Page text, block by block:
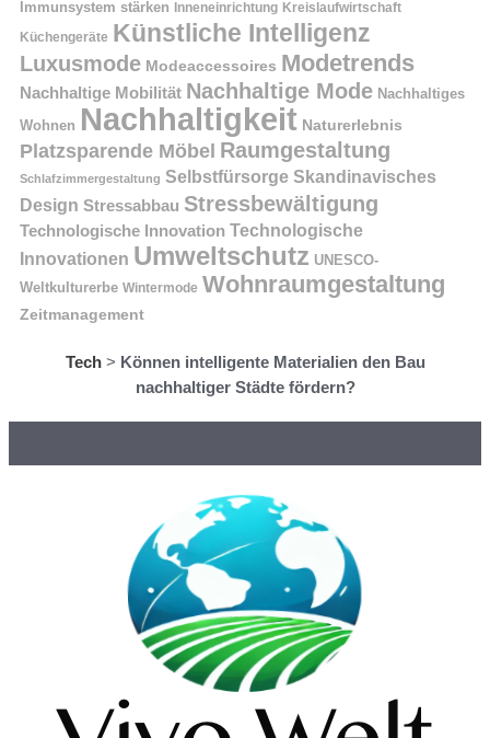
Immunsystem stärken Inneneinrichtung Kreislaufwirtschaft
Küchengeräte Künstliche Intelligenz
Luxusmode Modeaccessoires Modetrends
Nachhaltige Mobilität Nachhaltige Mode Nachhaltiges
Wohnen Nachhaltigkeit Naturerlebnis
Platzsparende Möbel Raumgestaltung
Schlafzimmergestaltung Selbstfürsorge Skandinavisches
Design Stressabbau Stressbewältigung
Technologische Innovation Technologische
Innovationen Umweltschutz UNESCO-
Weltkulturerbe Wintermode Wohnraumgestaltung
Zeitmanagement
Tech> Können intelligente Materialien den Bau
nachhaltiger Städte fördern?